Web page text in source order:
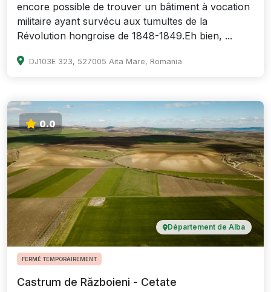
encore possible de trouver un bâtiment à vocation
militaire ayant survécu aux tumultes de la
Révolution hongroise de 1848-1849.Eh bien, ...
DJ103E 323, 527005 Aita Mare, Romania
0.0
Département de Alba
FERMÉ TEMPORAIREMENT
Castrum de Războieni - Cetate